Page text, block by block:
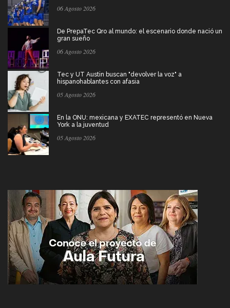
06 Agosto 2026
De PrepaTec Qro al mundo: el escenario donde nació un
gran sueño
06 Agosto 2026
Tec y UT Austin buscan "devolver la voz" a
hispanohablantes con afasia
05 Agosto 2026
En la ONU: mexicana y EXATEC representó en Nueva
York a la juventud
05 Agosto 2026